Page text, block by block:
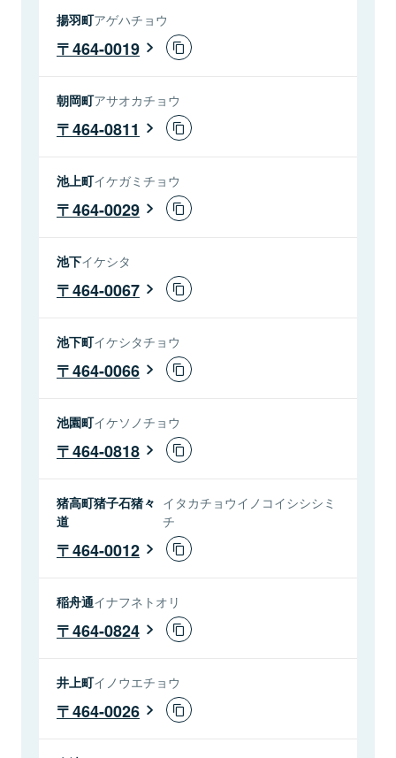
揚羽町アゲハチョウ
464-0019
朝岡町アサオカチョウ
464-0811
池上町イケガミチョウ
464-0029
池下イケシタ
464-0067
池下町イケシタチョウ
464-0066
池園町イケソノチョウ
464-0818
猪高町猪子石猪々
道
イタカチョウイノコイシシシミ
チ
464-0012
稲舟通イナフネトオリ
464-0824
井上町イノウエチョウ
464-0026